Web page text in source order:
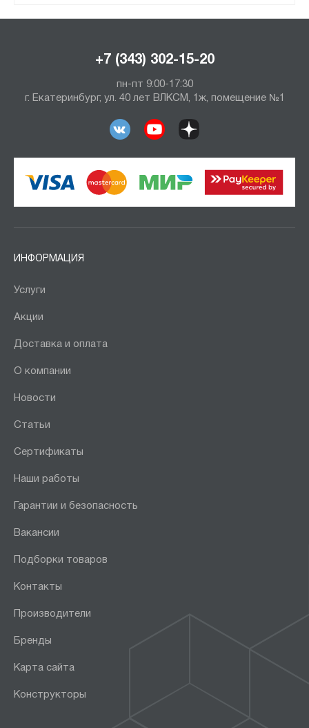
+7 (343) 302-15-20
пн-пт 9:00-17:30
г. Екатеринбург, ул. 40 лет ВЛКСМ, 1ж, помещение №1
ИНФОРМАЦИЯ
Услуги
Акции
Доставка и оплата
О компании
Новости
Статьи
Сертификаты
Наши работы
Гарантии и безопасность
Вакансии
Подборки товаров
Контакты
Производители
Бренды
Карта сайта
Конструкторы